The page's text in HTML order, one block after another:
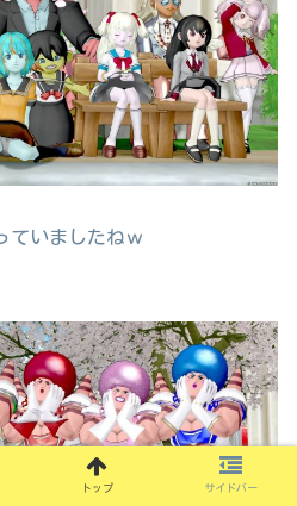
ていましたねｗ
トップ サイドバー